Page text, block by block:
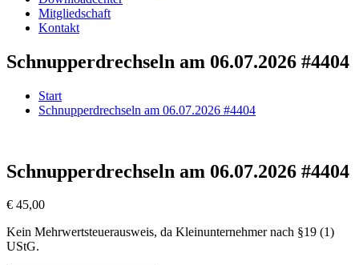
Mitgliedschaft
Kontakt
Schnupperdrechseln am 06.07.2026 #4404
Start
Schnupperdrechseln am 06.07.2026 #4404
Schnupperdrechseln am 06.07.2026 #4404
€ 45,00
Kein Mehrwertsteuerausweis, da Kleinunternehmer nach §19 (1)
UStG.